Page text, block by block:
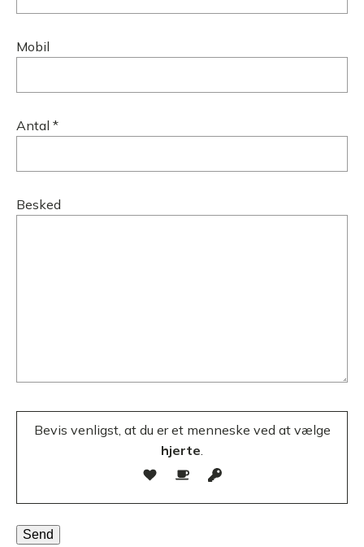
Mobil
Antal *
Besked
Bevis venligst, at du er et menneske ved at vælge
hjerte.